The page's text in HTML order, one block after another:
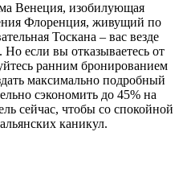
Венеция, изобилующая
Флоренция, живущий по
Тоскана – вас везде
если вы отказываетесь от
ранним бронированием
максимально подробный
сэкономить до 45% на
сейчас, чтобы со спокойной
каникул.